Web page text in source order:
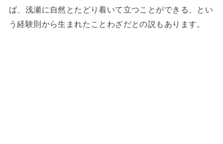
ば、浅瀬に自然とたどり着いて立つことができる、とい
う経験則から生まれたことわざだとの説もあります。